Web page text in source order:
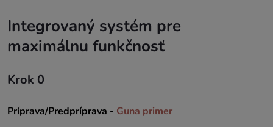
Integrovaný systém pre
maximálnu funkčnosť
Krok 0
Príprava/Predpríprava - Guna primer